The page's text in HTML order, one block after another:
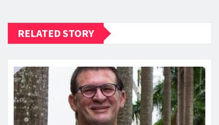
RELATED STORY